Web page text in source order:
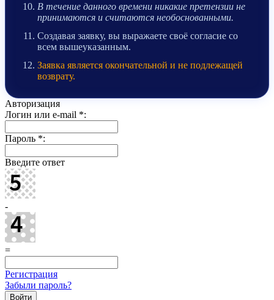
В течение данного времени никакие претензии не
принимаются и считаются необоснованными.
Создавая заявку, вы выражаете своё согласие со
всем вышеуказанным.
Заявка является окончательной и не подлежащей
возврату.
Авторизация
Логин или e-mail *:
Пароль *:
Введите ответ
-
=
Регистрация
Забыли пароль?